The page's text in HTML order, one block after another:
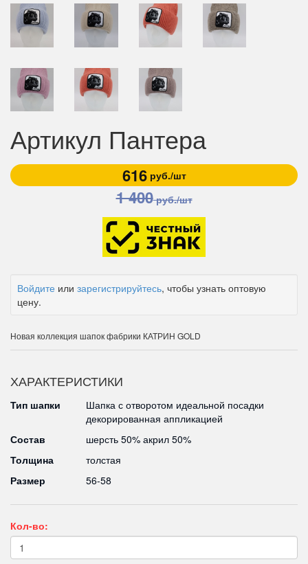
Артикул Пантера
616руб./шт
1 400руб./шт
Войдите или зарегистрируйтесь, чтобы узнать оптовую
цену.
Новая коллекция шапок фабрики КАТРИН GOLD
ХАРАКТЕРИСТИКИ
Тип шапки
Шапка с отворотом идеальной посадки
декорированная аппликацией
Состав
шерсть 50% акрил 50%
Толщина
толстая
Размер
56-58
Кол-во: